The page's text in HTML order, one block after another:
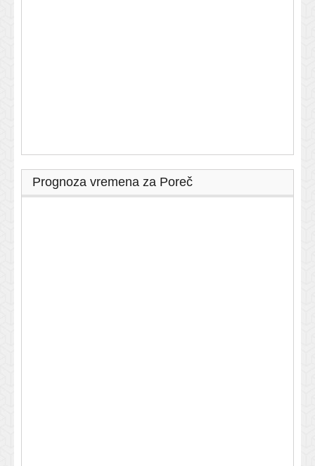
Prognoza vremena za Poreč